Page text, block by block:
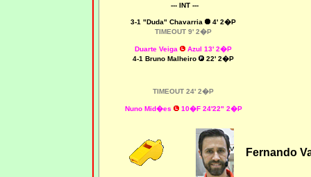
--- INT ---
3-1 "Duda" Chavarria 4' 2�P
TIMEOUT 9' 2�P
Duarte Veiga
Azul 13' 2�P
4-1 Bruno Malheiro
22' 2�P
TIMEOUT 24' 2�P
Nuno Mid�es 10�F 24'22" 2�P
Fernando